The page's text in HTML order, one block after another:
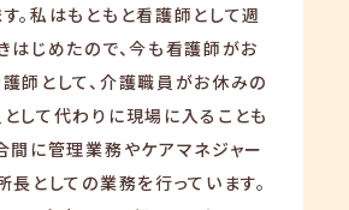
。私はもともと看護師として週
はじめたので、今も看護師がお
師として、介護職員がお休みの
して代わりに現場に入ることも
間に管理業務やケアマネジャー
長としての業務を行っています。